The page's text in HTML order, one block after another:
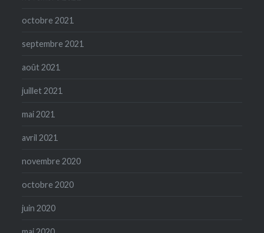
octobre 2021
septembre 2021
août 2021
juillet 2021
mai 2021
avril 2021
novembre 2020
octobre 2020
juin 2020